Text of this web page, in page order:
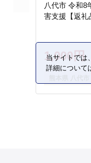
八代市 令和8
害支援【返礼
1,000円
当サイトでは
詳細について